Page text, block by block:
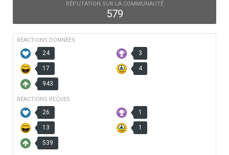
RÉPUTATION SUR LA COMMUNAUTÉ
579
RÉACTIONS DONNÉES
24 3
17 4
943
RÉACTIONS REÇUES
26 1
13 1
539